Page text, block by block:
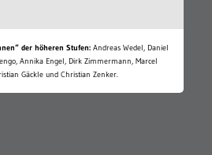
der höheren Stufen: Andreas Wedel, Daniel
Annika Engel, Dirk Zimmermann, Marcel
Gäckle und Christian Zenker.